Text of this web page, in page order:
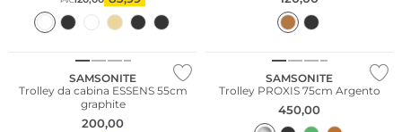
SAMSONITE
Trolley da cabina ESSENS 55cm
graphite
200,00
SAMSONITE
Trolley PROXIS 75cm Argento
450,00